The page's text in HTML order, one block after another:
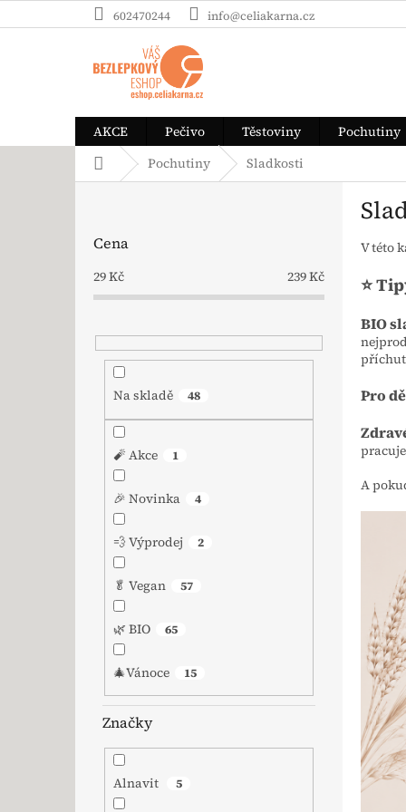
602470244 info@celiakarna.cz
AKCE Pečivo Těstoviny Pochutiny
Domů Pochutiny Sladkosti
Cena
29Kč 239Kč
Na skladě 48
🧨 Akce 1
🎉 Novinka 4
💨 Výprodej 2
🥬 Vegan 57
🌿 BIO 65
🎄Vánoce 15
Značky
Alnavit 5
V této
⭐
BIO
Pro
A